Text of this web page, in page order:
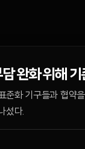
완화 위해
화 기구들과 협약
섰다.